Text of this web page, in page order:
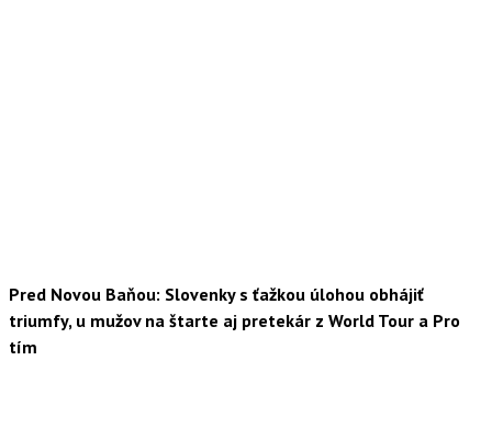
Pred Novou Baňou: Slovenky s ťažkou úlohou obhájiť
triumfy, u mužov na štarte aj pretekár z World Tour a Pro
tím